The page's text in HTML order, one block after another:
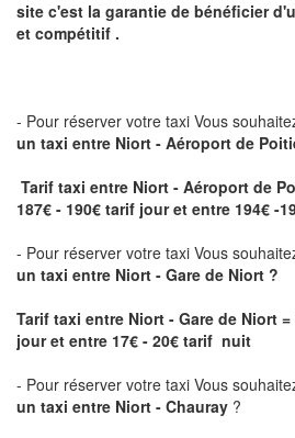
site c'est la garantie de bénéficier
et compétitif .
- Pour réserver votre taxi Vous
un taxi entre Niort - Aéroport de
Tarif taxi entre Niort - Aéroport de
187€ - 190€ tarif jour et entre 194€ -
- Pour réserver votre taxi Vous
un taxi entre Niort - Gare de Niort ?
Tarif taxi entre Niort - Gare de Niort =
jour et entre 17€ - 20€ tarif nuit
- Pour réserver votre taxi Vous
un taxi entre Niort - Chauray ?